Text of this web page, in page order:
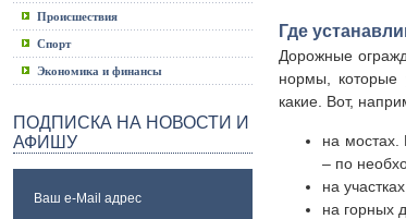
Происшествия
Спорт
Экономика и финансы
ПОДПИСКА НА НОВОСТИ И
АФИШУ
Ваш e-Mail адрес
Где
Дорожные
нормы, которые
какие. Вот,
на мостах.
– по
на
на горных